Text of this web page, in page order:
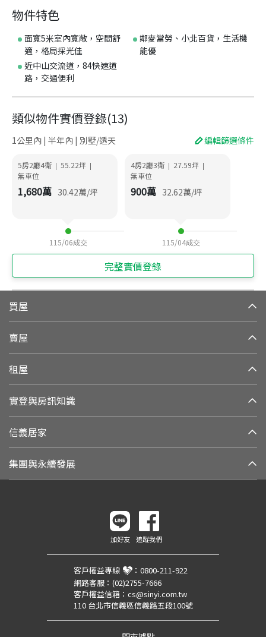
物件特色
面寬5米室內寬敞，空間舒
適，格局採光佳
鄰麥當勞、小北百貨，生活機
能優
近中山交流道，84快速道
路，交通便利
類似物件實價登錄(13)
1公里內 | 半年內 | 別墅/透天 編輯篩選條件
5房2廳4衛 | 55.22坪 |
無車位
1,680萬 30.42萬/坪
115/06成交
4房2廳3衛 | 27.59坪 |
無車位
900萬 32.62萬/坪
115/04成交
完整實價登錄
買屋
賣屋
租屋
實登與房訊知識
信義居家
集團與永續發展
加好友 追蹤我們
客戶權益專線 ： 0800-211-922
網路客服： (02)2755-7666
客戶權益信箱： cs@sinyi.com.tw
110 台北市信義區信義路五段100號